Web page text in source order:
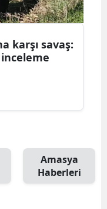
karşı savaş:
Amasya
Haberleri